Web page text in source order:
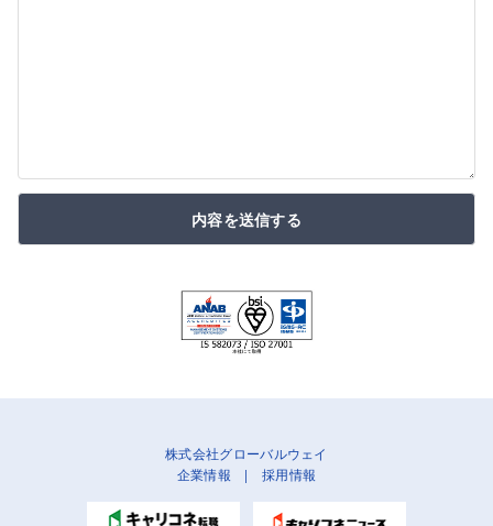
内容を送信する
株式会社グローバルウェイ
企業情報 | 採用情報